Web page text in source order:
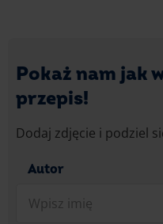
Pokaż nam jak
przepis!
Dodaj zdjęcie i podziel
Autor